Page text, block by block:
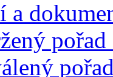
a
pořad